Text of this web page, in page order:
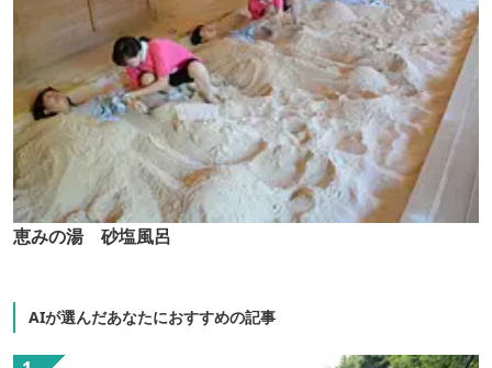
恵みの湯 砂塩風呂
AIが選んだあなたにおすすめの記事